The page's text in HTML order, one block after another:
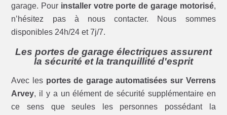
garage. Pour installer votre porte de garage motorisé,
n’hésitez pas à nous contacter. Nous sommes
disponibles 24h/24 et 7j/7.
Les portes de garage électriques assurent
la sécurité et la tranquillité d'esprit
Avec les portes de garage automatisées sur Verrens
Arvey, il y a un élément de sécurité supplémentaire en
ce sens que seules les personnes possédant la